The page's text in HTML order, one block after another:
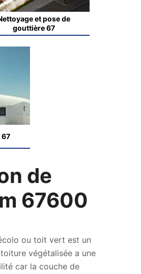
et pose de
gouttière 67
de
67600
ou toit vert est un
végétalisée a une
car la couche de